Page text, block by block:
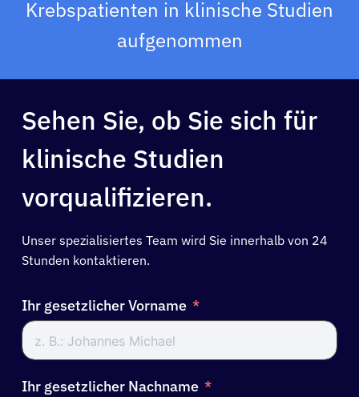
Krebspatienten in klinische Studien
aufgenommen
Sehen Sie, ob Sie sich für
klinische Studien
vorqualifizieren.
Unser spezialisiertes Team wird Sie innerhalb von 24
Stunden kontaktieren.
Ihr gesetzlicher Vorname
Ihr gesetzlicher Nachname